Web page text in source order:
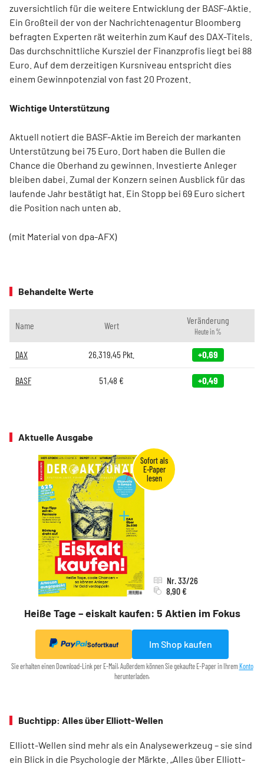
zuversichtlich für die weitere Entwicklung der BASF-Aktie.
Ein Großteil der von der Nachrichtenagentur Bloomberg
befragten Experten rät weiterhin zum Kauf des DAX-Titels.
Das durchschnittliche Kursziel der Finanzprofis liegt bei 88
Euro. Auf dem derzeitigen Kursniveau entspricht dies
einem Gewinnpotenzial von fast 20 Prozent.
Wichtige Unterstützung
Aktuell notiert die BASF-Aktie im Bereich der markanten
Unterstützung bei 75 Euro. Dort haben die Bullen die
Chance die Oberhand zu gewinnen. Investierte Anleger
bleiben dabei. Zumal der Konzern seinen Ausblick für das
laufende Jahr bestätigt hat. Ein Stopp bei 69 Euro sichert
die Position nach unten ab.
(mit Material von dpa-AFX)
Behandelte Werte
Name Wert Veränderung
Heute in %
DAX 26.319,45 Pkt. +0,69
BASF 51,48 € +0,49
Aktuelle Ausgabe
Heiße Tage – eiskalt kaufen: 5 Aktien im Fokus
Nr. 33/26
8,90 €
Sofortkauf Im Shop kaufen
Sie erhalten einen Download-Link per E-Mail. Außerdem können Sie gekaufte E-Paper in Ihrem Konto
herunterladen.
Buchtipp: Alles über Elliott-Wellen
Elliott-Wellen sind mehr als ein Analysewerkzeug – sie sind
ein Blick in die Psychologie der Märkte. „Alles über Elliott-